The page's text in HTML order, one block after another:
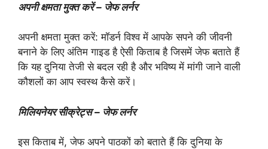
अपनी क्षमता मुक्त करें – जेफ लर्नर
अपनी क्षमता मुक्त करें: मॉडर्न विश्व में आपके सपने की जीवनी
बनाने के लिए अंतिम गाइड है ऐसी किताब है जिसमें जेफ बताते हैं
कि यह दुनिया तेजी से बदल रही है और भविष्य में मांगी जाने वाली
कौशलों का आप स्वस्थ कैसे करें।
मिलियनेयर सीक्रेट्स – जेफ लर्नर
इस किताब में, जेफ अपने पाठकों को बताते हैं कि दुनिया के